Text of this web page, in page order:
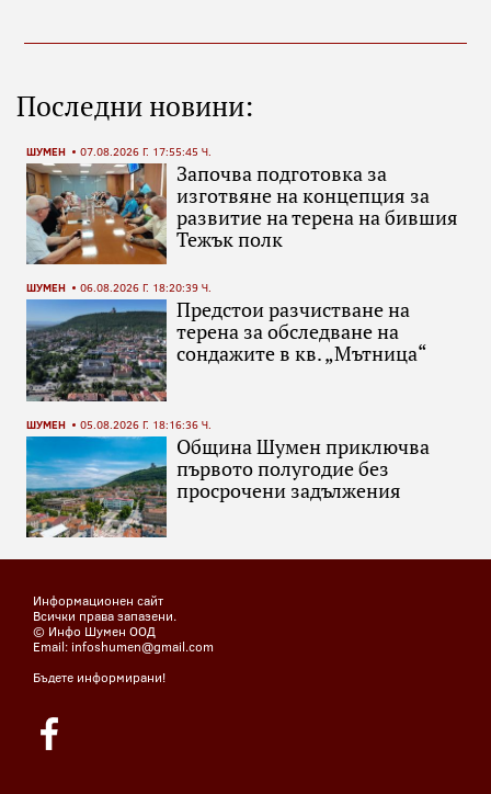
Последни новини:
ШУМЕН 07.08.2026 Г. 17:55:45 Ч.
Започва подготовка за
изготвяне на концепция за
развитие на терена на бившия
Тежък полк
ШУМЕН 06.08.2026 Г. 18:20:39 Ч.
Предстои разчистване на
терена за обследване на
сондажите в кв. „Мътница“
ШУМЕН 05.08.2026 Г. 18:16:36 Ч.
Община Шумен приключва
първото полугодие без
просрочени задължения
Информационен сайт
Всички права запазени.
© Инфо Шумен ООД
Email: infoshumen@gmail.com
Бъдете информирани!